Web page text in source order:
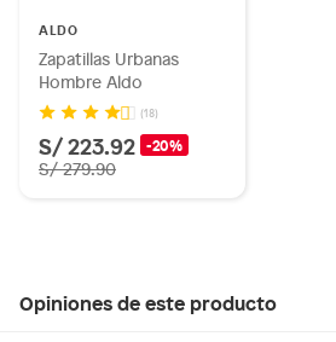
ALDO
Zapatillas Urbanas
Hombre Aldo
(18)
S/ 223.92 -20%
S/ 279.90
Opiniones de este producto